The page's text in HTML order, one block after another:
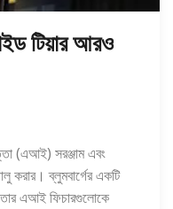
টিয়ার আরও
(এআই) সরঞ্জাম এবং
করার। ব্লুমবার্গের একটি
তার এআই ফিচারগুলোকে